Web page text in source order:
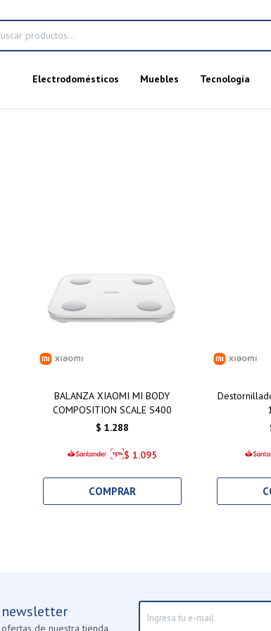
Electrodomésticos Muebles Tecnología
BALANZA XIAOMI MI BODY
COMPOSITION SCALE S400
$ 1.288
$ 1.095
de nuestra tienda.